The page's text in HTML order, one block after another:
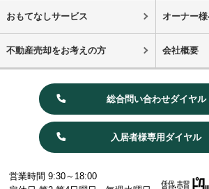
おもてなしサービス オーナー
不動産売却をお考えの方 会社概要
総合問い合わせダイヤル
入居者様専用ダイヤル
営業時間 9:30～18:00